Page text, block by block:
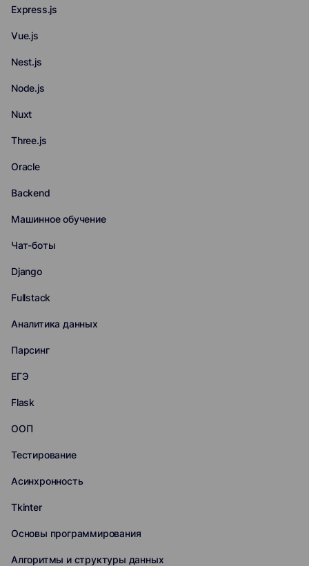
Express.js
Vue.js
Nest.js
Node.js
Nuxt
Three.js
Oracle
Backend
Машинное обучение
Чат-боты
Django
Fullstack
Аналитика данных
Парсинг
ЕГЭ
Flask
ООП
Тестирование
Асинхронность
Tkinter
Основы программирования
Алгоритмы и структуры данных